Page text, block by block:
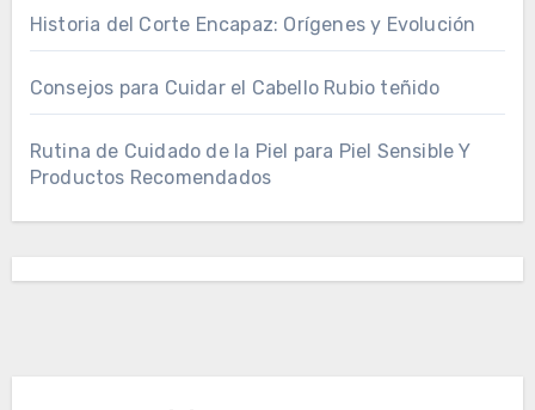
Historia del Corte Encapaz: Orígenes y Evolución
Consejos para Cuidar el Cabello Rubio teñido
Rutina de Cuidado de la Piel para Piel Sensible Y
Productos Recomendados